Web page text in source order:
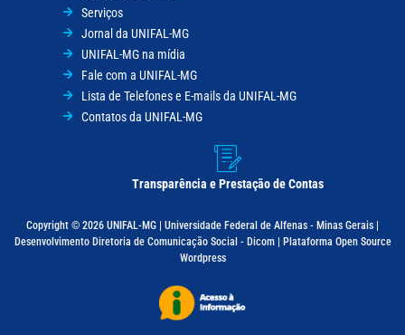
Serviços
Jornal da UNIFAL-MG
UNIFAL-MG na mídia
Fale com a UNIFAL-MG
Lista de Telefones e E-mails da UNIFAL-MG
Contatos da UNIFAL-MG
Transparência e Prestação de Contas
Copyright © 2026 UNIFAL-MG | Universidade Federal de Alfenas - Minas Gerais |
Desenvolvimento Diretoria de Comunicação Social - Dicom | Plataforma Open Source
Wordpress